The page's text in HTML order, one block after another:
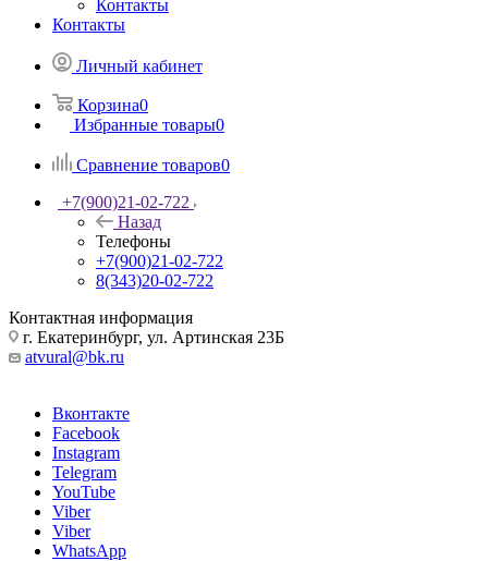
Контакты
Контакты
Личный кабинет
Корзина0
Избранные товары0
Сравнение товаров0
+7(900)21-02-722
Назад
Телефоны
+7(900)21-02-722
8(343)20-02-722
Контактная информация
г. Екатеринбург, ул. Артинская 23Б
atvural@bk.ru
Вконтакте
Facebook
Instagram
Telegram
YouTube
Viber
Viber
WhatsApp